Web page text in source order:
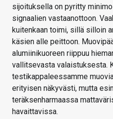
sijoituksella on pyritty
signaalien vastaanottoon.
kuitenkaan toimi, sillä silloin
käsien alle peittoon.
alumiinikuoreen riippuu
vallitsevasta valaistuksesta.
testikappaleessamme
erityisen näkyvästi, mutta
teräksenharmaassa
havaittavissa.